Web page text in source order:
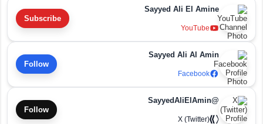
Sayyed Ali El Amine
YouTube
Subscribe
Sayyed Ali Al Amin
Facebook
Follow
@SayyedAliElAmin
X (Twitter)
Follow